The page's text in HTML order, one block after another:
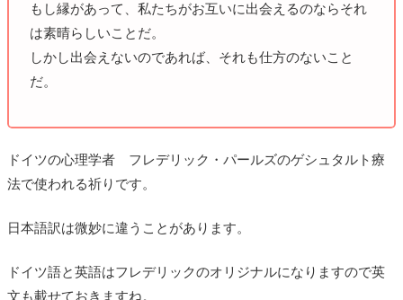
もし縁があって、私たちがお互いに出会えるのならそれ
は素晴らしいことだ。
しかし出会えないのであれば、それも仕方のないこと
だ。
ドイツの心理学者 フレデリック・パールズのゲシュタルト療
法で使われる祈りです。
日本語訳は微妙に違うことがあります。
ドイツ語と英語はフレデリックのオリジナルになりますので英
文も載せておきますね。